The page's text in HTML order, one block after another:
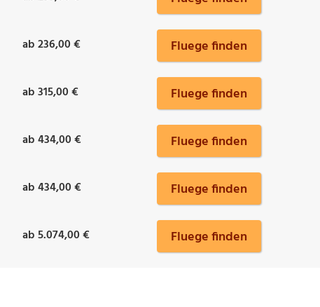
ab 236,00 € Fluege finden
ab 315,00 € Fluege finden
ab 434,00 € Fluege finden
ab 434,00 € Fluege finden
ab 5.074,00 € Fluege finden